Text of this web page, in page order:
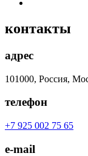
контакты
адрес
101000, Россия,
телефон
+7 925 002 75 65
e-mail